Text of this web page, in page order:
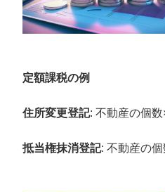
定額課税の例
住所変更登記: 不動産の個数
抵当権抹消登記: 不動産の